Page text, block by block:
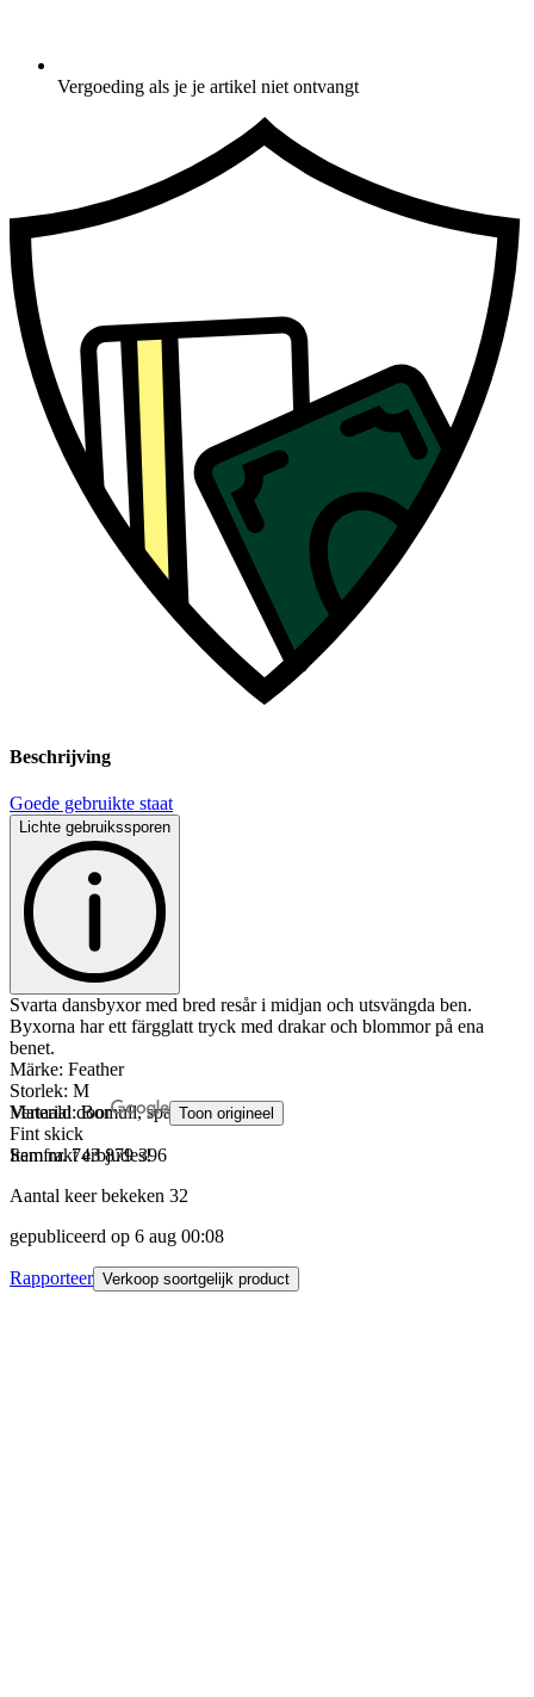
Vergoeding als je je artikel niet ontvangt
Beschrijving
Goede gebruikte staat
Lichte gebruikssporen
Svarta dansbyxor med bred resår i midjan och utsvängda ben.
Byxorna har ett färgglatt tryck med drakar och blommor på ena
benet.
Märke: Feather
Storlek: M
Material: Bomull, spandex
Fint skick
Samfrakt erbjudes!
Vertaald door Toon origineel
Item nr. 743 879 396
Aantal keer bekeken 32
gepubliceerd op 6 aug 00:08
Rapporteer Verkoop soortgelijk product